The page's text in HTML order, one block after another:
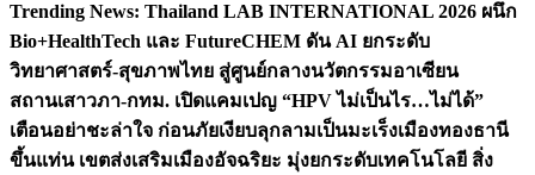
Trending News: Thailand LAB INTERNATIONAL 2026 ผนึก
Bio+HealthTech และ FutureCHEM ดัน AI ยกระดับ
วิทยาศาสตร์-สุขภาพไทย สู่ศูนย์กลางนวัตกรรมอาเซียน
สถานเสาวภา-กทม. เปิดแคมเปญ “HPV ไม่เป็นไร…ไม่ได้”
เตือนอย่าชะล่าใจ ก่อนภัยเงียบลุกลามเป็นมะเร็งเมืองทองธานี
ขึ้นแท่น เขตส่งเสริมเมืองอัจฉริยะ มุ่งยกระดับเทคโนโลยี สิ่ง